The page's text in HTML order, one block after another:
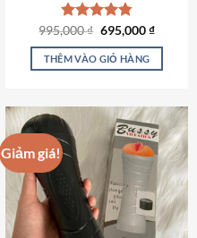
Được xếp
hạng4.80
5 sao
995,000₫ Giá
là:
995,000 ₫.
695,000₫Giá
tại
THÊM VÀO GIỎ HÀNG
Giảm giá!